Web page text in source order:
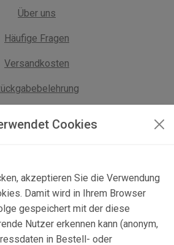
Cookies
akzeptieren Sie die Verwendung
Damit wird in Ihrem Browser
gespeichert mit der diese
Nutzer erkennen kann (anonym,
in Bestell- oder
Über uns
Häufige Fragen
Versandkosten
& Anfahrt
74589 Satteldorf, Deutschland
mail@topgeo.com